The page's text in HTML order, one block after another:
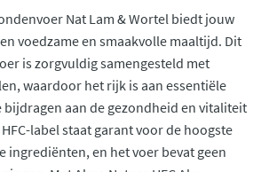
Nat Lam & Wortel biedt jouw
voedzame en smaakvolle maaltijd. Dit
is zorgvuldig samengesteld met
waardoor het rijk is aan essentiële
aan de gezondheid en vitaliteit
label staat garant voor de hoogste
ingrediënten, en het voer bevat geen